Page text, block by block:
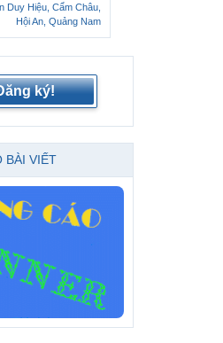
Duy Hiệu, Cẩm Châu,
Hội An, Quảng Nam
ký!
BÀI VIẾT